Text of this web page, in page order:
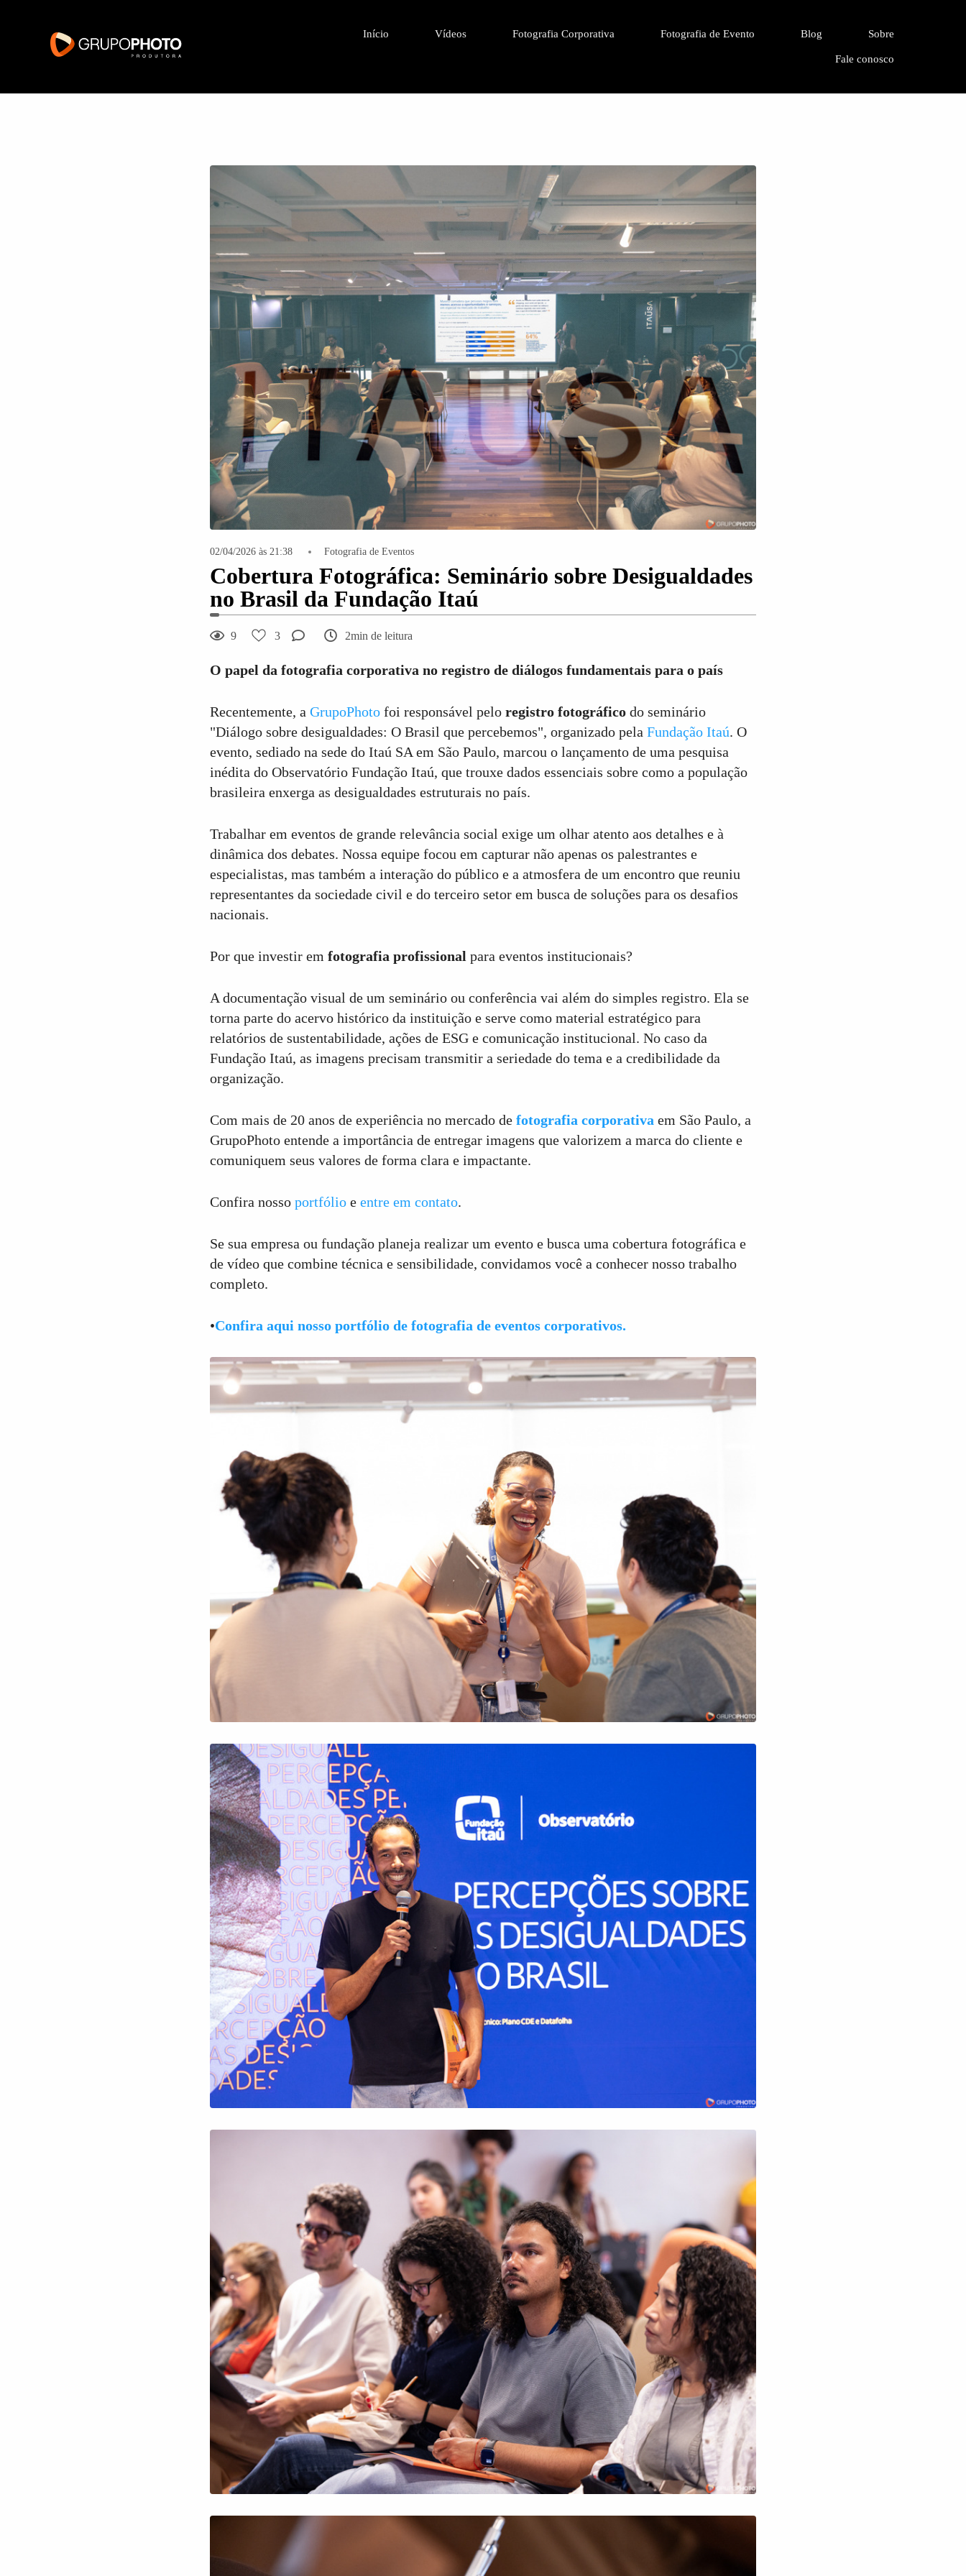
Início Vídeos Fotografia Corporativa Fotografia de Evento Blog Sobre
Fale conosco
02/04/2026 às 21:38 Fotografia de Eventos
Cobertura Fotográfica: Seminário sobre Desigualdades
no Brasil da Fundação Itaú
9 3 2min de leitura
O papel da fotografia corporativa no registro de diálogos fundamentais para o país
Recentemente, a GrupoPhoto foi responsável pelo registro fotográfico do seminário
"Diálogo sobre desigualdades: O Brasil que percebemos", organizado pela Fundação Itaú. O
evento, sediado na sede do Itaú SA em São Paulo, marcou o lançamento de uma pesquisa
inédita do Observatório Fundação Itaú, que trouxe dados essenciais sobre como a população
brasileira enxerga as desigualdades estruturais no país.
Trabalhar em eventos de grande relevância social exige um olhar atento aos detalhes e à
dinâmica dos debates. Nossa equipe focou em capturar não apenas os palestrantes e
especialistas, mas também a interação do público e a atmosfera de um encontro que reuniu
representantes da sociedade civil e do terceiro setor em busca de soluções para os desafios
nacionais.
Por que investir em fotografia profissional para eventos institucionais?
A documentação visual de um seminário ou conferência vai além do simples registro. Ela se
torna parte do acervo histórico da instituição e serve como material estratégico para
relatórios de sustentabilidade, ações de ESG e comunicação institucional. No caso da
Fundação Itaú, as imagens precisam transmitir a seriedade do tema e a credibilidade da
organização.
Com mais de 20 anos de experiência no mercado de fotografia corporativa em São Paulo, a
GrupoPhoto entende a importância de entregar imagens que valorizem a marca do cliente e
comuniquem seus valores de forma clara e impactante.
Confira nosso portfólio e entre em contato.
Se sua empresa ou fundação planeja realizar um evento e busca uma cobertura fotográfica e
de vídeo que combine técnica e sensibilidade, convidamos você a conhecer nosso trabalho
completo.
•Confira aqui nosso portfólio de fotografia de eventos corporativos.